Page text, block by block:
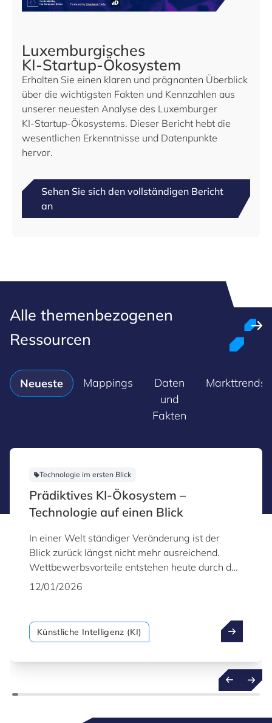
Luxemburgisches
KI‑Startup‑Ökosystem
Erhalten Sie einen klaren und prägnanten Überblick
über die wichtigsten Fakten und Kennzahlen aus
unserer neuesten Analyse des Luxemburger
KI‑Startup‑Ökosystems. Dieser Bericht hebt die
wesentlichen Erkenntnisse und Datenpunkte
hervor.
Sehen Sie sich den vollständigen Bericht
an
Alle themenbezogenen
Ressourcen
Neueste Mappings
Daten
und
Fakten
Markttrends
Technologie im ersten Blick
Prädiktives KI-Ökosystem –
Technologie auf einen Blick
In einer Welt ständiger Veränderung ist der
Blick zurück längst nicht mehr ausreichend.
Wettbewerbsvorteile entstehen heute durch das
frühzeitige Erkennen kommender
Organisationen den Übergang von einer
reaktiven zu einer proaktiven Arbeitsweise
vergangene Daten zu analysieren, sondern auf
größerer Sicherheit zu prognostizieren.
12/01/2026
Künstliche Intelligenz (KI)